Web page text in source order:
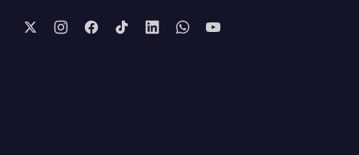
New Window
New Window
New Window
New Window
New Window
New WindowNew Window